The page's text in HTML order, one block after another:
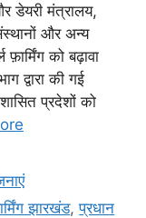
डेयरी मंत्रालय,
और अन्य
को बढ़ावा
द्वारा की गई
प्रदेशों को
झारखंड,प्रधान